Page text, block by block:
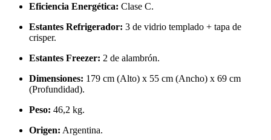
Eficiencia Energética: Clase C.
Estantes Refrigerador: 3 de vidrio templado + tapa de
crisper.
Estantes Freezer: 2 de alambrón.
Dimensiones: 179 cm (Alto) x 55 cm (Ancho) x 69 cm
(Profundidad).
Peso: 46,2 kg.
Origen: Argentina.